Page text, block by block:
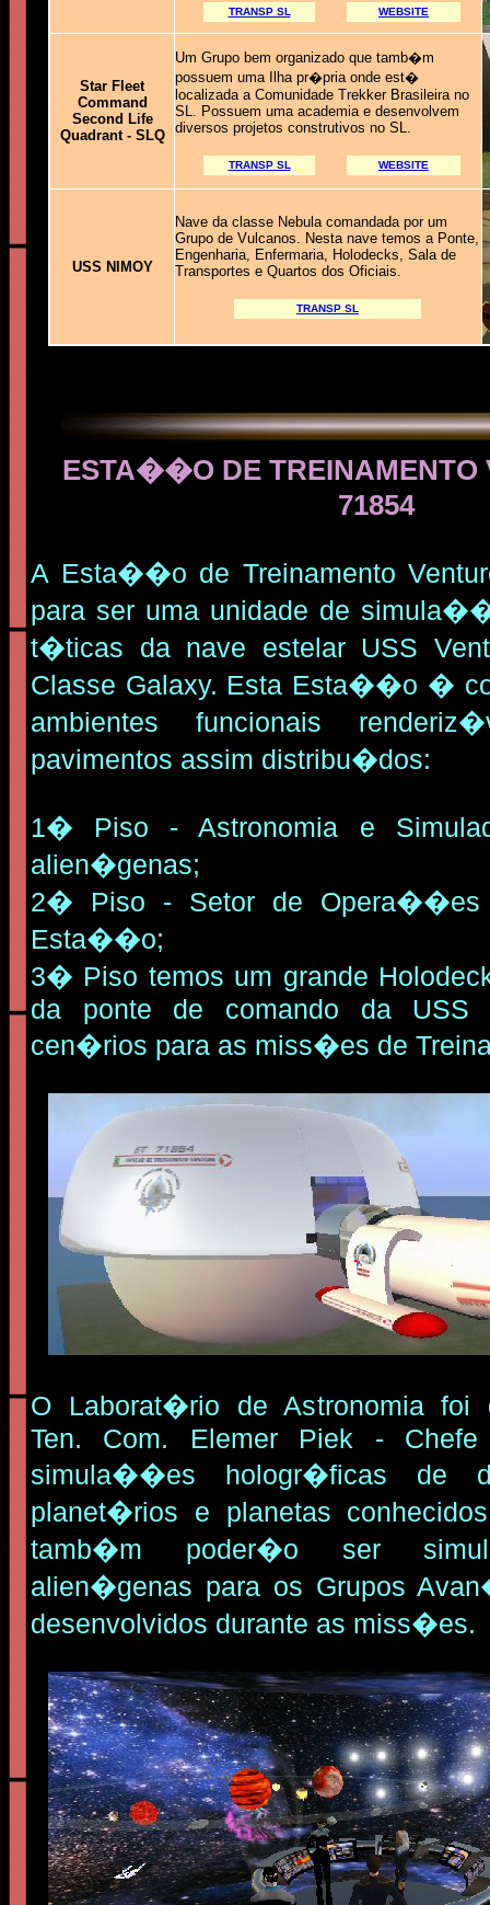
TRANSP SL WEBSITE
Star Fleet
Command
Second Life
Quadrant - SLQ
Um Grupo bem organizado que tamb�m
possuem uma Ilha pr�pria onde est�
localizada a Comunidade Trekker Brasileira no
SL. Possuem uma academia e desenvolvem
diversos projetos construtivos no SL.
TRANSP SL WEBSITE
USS NIMOY
Nave da classe Nebula comandada por um
Grupo de Vulcanos. Nesta nave temos a Ponte,
Engenharia, Enfermaria, Holodecks, Sala de
Transportes e Quartos dos Oficiais.
TRANSP SL
ESTA��O DE TREINAMENTO
71854
A Esta��o de Treinamento
para ser uma unidade de
t�ticas da nave estelar USS
Classe Galaxy. Esta Esta��o �
ambientes funcionais
pavimentos assim distribu�dos:
1� Piso - Astronomia e
alien�genas;
2� Piso - Setor de Opera��es
Esta��o;
3� Piso temos um grande
da ponte de comando da USS
cen�rios para as miss�es de
O Laborat�rio de Astronomia foi
Ten. Com. Elemer Piek -
simula��es hologr�ficas de
planet�rios e planetas
tamb�m poder�o ser
alien�genas para os Grupos
desenvolvidos durante as miss�es.